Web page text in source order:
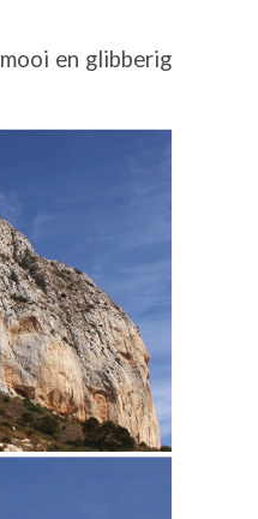
en glibberig